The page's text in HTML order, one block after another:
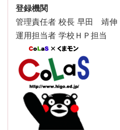
登録機関
管理責任者 校長 早田 靖伸
運用担当者 学校ＨＰ担